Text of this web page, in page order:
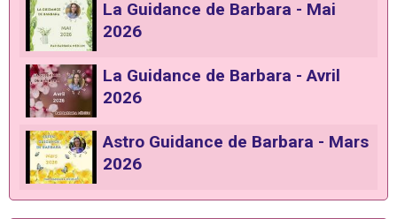
La Guidance de Barbara - Mai
2026
La Guidance de Barbara - Avril
2026
Astro Guidance de Barbara - Mars
2026